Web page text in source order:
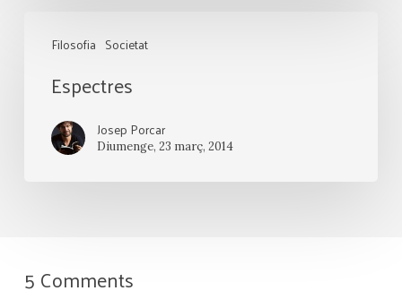
Filosofia Societat
Espectres
Josep Porcar
Diumenge, 23 març, 2014
5 Comments